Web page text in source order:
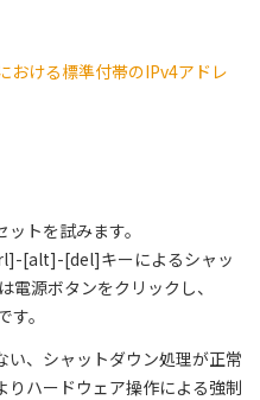
おける標準付帯のIPv4アドレ
トを試みます。
[alt]-[del]キーによるシャッ
電源ボタンをクリックし、
。
い、シャットダウン処理が正常
りハードウェア操作による強制